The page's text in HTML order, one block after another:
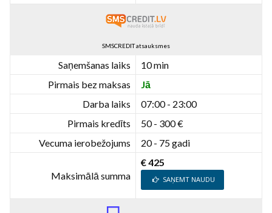
SMSCREDIT atsauksmes
Saņemšanas laiks
10 min
Pirmais bez maksas
Jā
Darba laiks
07:00 - 23:00
Pirmais kredīts
50 - 300 €
Vecuma ierobežojums
20 - 75 gadi
Maksimālā summa
€ 425
SAŅEMT NAUDU